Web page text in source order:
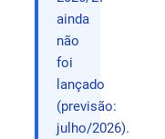
ainda
não
foi
lançado
(previsão:
julho/2026).